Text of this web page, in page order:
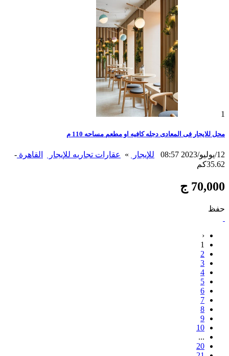
1
محل للايجار فى المعادى دجله كافيه او مطعم مساحه 110 م
12/يوليو/2023 08:57 للإيجار » عقارات تجاريه للإيجار القاهرة -
35.62كم
70,000 ج
حفظ
‹
1
2
3
4
5
6
7
8
9
10
...
20